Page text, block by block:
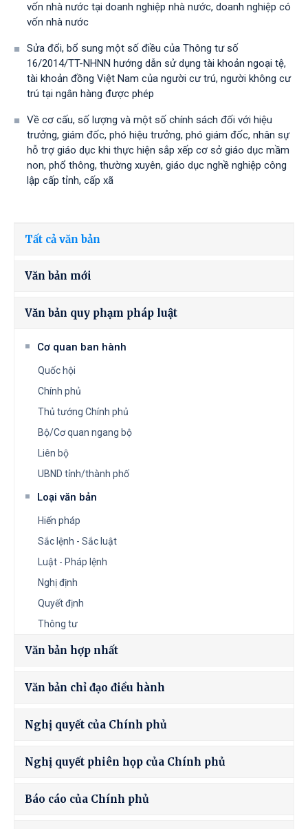
vốn nhà nước tại doanh nghiệp nhà nước, doanh nghiệp có
vốn nhà nước
Sửa đổi, bổ sung một số điều của Thông tư số
16/2014/TT-NHNN hướng dẫn sử dụng tài khoản ngoại tệ,
tài khoản đồng Việt Nam của người cư trú, người không cư
trú tại ngân hàng được phép
Về cơ cấu, số lượng và một số chính sách đối với hiệu
trưởng, giám đốc, phó hiệu trưởng, phó giám đốc, nhân sự
hỗ trợ giáo dục khi thực hiện sắp xếp cơ sở giáo dục mầm
non, phổ thông, thường xuyên, giáo dục nghề nghiệp công
lập cấp tỉnh, cấp xã
Tất cả văn bản
Văn bản mới
Văn bản quy phạm pháp luật
Cơ quan ban hành
Quốc hội
Chính phủ
Thủ tướng Chính phủ
Bộ/Cơ quan ngang bộ
Liên bộ
UBND tỉnh/thành phố
Loại văn bản
Hiến pháp
Sắc lệnh - Sắc luật
Luật - Pháp lệnh
Nghị định
Quyết định
Thông tư
Văn bản hợp nhất
Văn bản chỉ đạo điều hành
Nghị quyết của Chính phủ
Nghị quyết phiên họp của Chính phủ
Báo cáo của Chính phủ